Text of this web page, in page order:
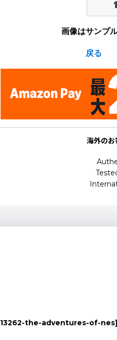
画像はサンプ
戻る
海外の
13262-the-adventures-of-nes]